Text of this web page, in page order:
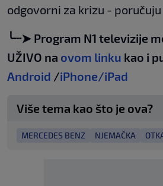
odgovorni za krizu -
╰┈➤ Program N1 televizije
UŽIVO na ovom linku kao i
Android /iPhone/iPad
Više tema kao što je ova?
MERCEDES BENZ NJEMAČKA